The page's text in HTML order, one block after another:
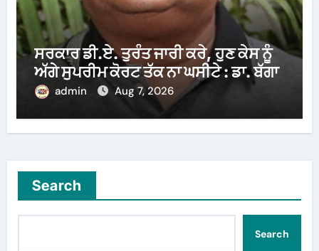
ਸਰਕਾਰ ਡੀ.ਏ. ਤੁਰੰਤ ਜਾਰੀ ਕਰੇ, ਹੁਣ ਕੇਸ ਨੂੰ
ਅੱਗੇ ਸੁਪਰੀਮ ਕੋਰਟ ਤੱਕ ਨਾ ਘਸੀਟੇ : ਡਾ. ਬੱਗਾ
admin Aug 7, 2026
Search
Search